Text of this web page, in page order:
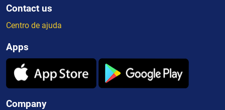
Contact us
Centro de ajuda
Apps
Company